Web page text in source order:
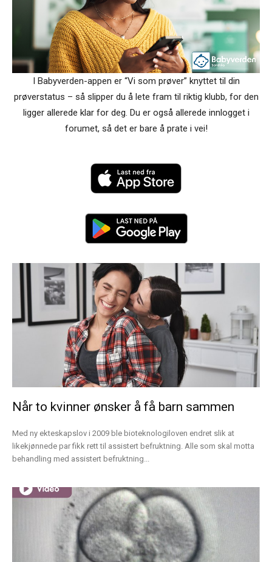
I Babyverden-appen er “Vi som prøver” knyttet til din
prøverstatus – så slipper du å lete fram til riktig klubb, for den
ligger allerede klar for deg. Du er også allerede innlogget i
forumet, så det er bare å prate i vei!
Når to kvinner ønsker å få barn sammen
Med ny ekteskapslov i 2009 ble bioteknologiloven endret slik at
likekjønnede par fikk rett til assistert befruktning. Alle som skal motta
behandling med assistert befruktning...